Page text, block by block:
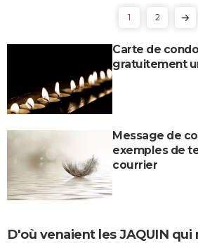
1 2
Carte de
gratuitement
Message de
exemples de
courrier
D'où venaient les JAQUIN